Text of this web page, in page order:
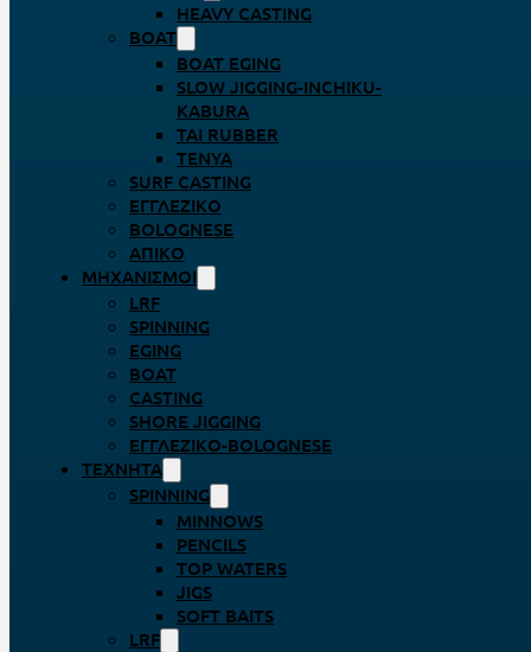
HEAVY CASTING
BOAT
BOAT EGING
SLOW JIGGING-INCHIKU-
KABURA
TAI RUBBER
TENYA
SURF CASTING
ΕΓΓΛΈΖΙΚΟ
BOLOGNESE
ΑΠΊΚΟ
ΜΗΧΑΝΙΣΜΟΊ
LRF
SPINNING
EGING
BOAT
CASTING
SHORE JIGGING
ΕΓΓΛΈΖΙΚΟ-BOLOGNESE
ΤΕΧΝΗΤΆ
SPINNING
MINNOWS
PENCILS
TOP WATERS
JIGS
SOFT BAITS
LRF